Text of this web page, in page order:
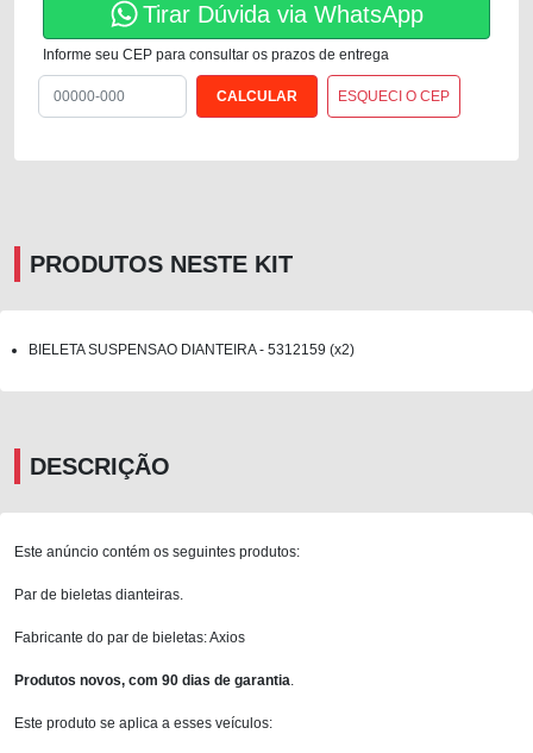
Tirar Dúvida via WhatsApp
Informe seu CEP para consultar os prazos de entrega
ESQUECI O CEP
PRODUTOS NESTE KIT
BIELETA SUSPENSAO DIANTEIRA - 5312159 (x2)
DESCRIÇÃO
Este anúncio contém os seguintes produtos:
Par de bieletas dianteiras.
Fabricante do par de bieletas: Axios
Produtos novos, com 90 dias de garantia
Este produto se aplica a esses veículos: